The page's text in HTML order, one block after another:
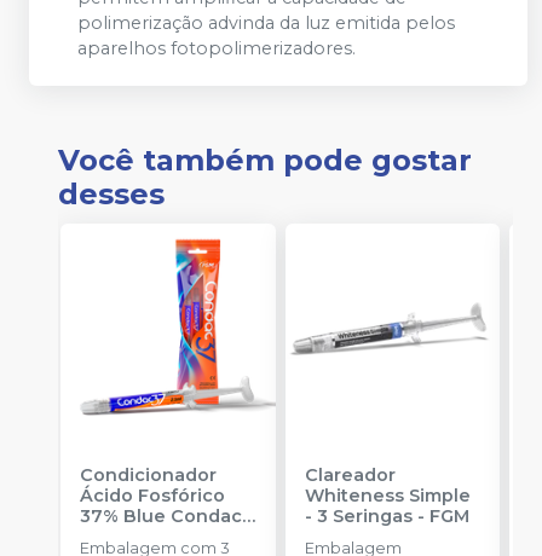
polimerização advinda da luz emitida pelos
aparelhos fotopolimerizadores.
Você também pode gostar
desses
Condicionador
Ácido Fosfórico
37% Blue Condac-
FGM
Embalagem com 3
Clareador
Whiteness Simple
- 3 Seringas- FGM
Embalagem